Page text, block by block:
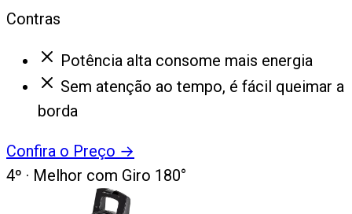
Contras
Potência alta consome mais energia
Sem atenção ao tempo, é fácil queimar a
borda
Confira o Preço →
4º · Melhor com Giro 180°